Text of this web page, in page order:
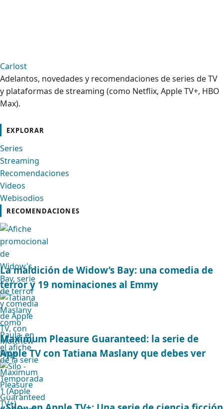
Carlost
Adelantos, novedades y recomendaciones de series de TV
y plataformas de streaming (como Netflix, Apple TV+, HBO
Max).
EXPLORAR
Series
Streaming
Recomendaciones
Videos
Webisodios
RECOMENDACIONES
La maldición de Widow’s Bay: una comedia de
terror y 19 nominaciones al Emmy
Maximum Pleasure Guaranteed: la serie de
Apple TV con Tatiana Maslany que debes ver